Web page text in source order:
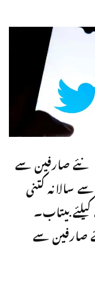
نئے صارفین سے
سالانہ کتنی
بیتاب۔
صارفین سے